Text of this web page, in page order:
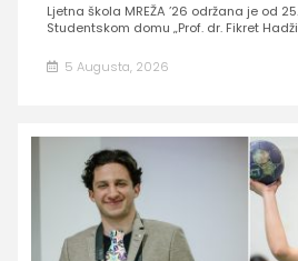
Ljetna škola MREŽA ’26 održana je od
Studentskom domu „Prof. dr. Fikret
5 Augusta, 2026